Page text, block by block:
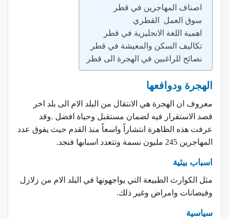
اصناف المهاجرين في قطر
سوق العمل القطري
اهمية اللغة الانجليزية في قطر
تكاليف السكن والمعيشة في قطر
نصائح للراغبين في الهجرة الى قطر
الهجرة ودوافعها
معروف ان الهجرة هي الانتقال من البلد الام الى بلد اخر
قصد الاستقرار فيه لضمان مستقبل وحياة افضل .وقد
عرفت هذه الظاهرة انتشاراً واسعاً منذ القدم حيث يفوق عدد
المهاجرين 245 مليون نسمة وتتعدد اسبابها فنجد.
اسباب بيئية
مثل الكوارث الطبيعة التي يواجهونها في البلد الام من زلازل
وفيضانات وامراض وغير ذلك.
سياسية